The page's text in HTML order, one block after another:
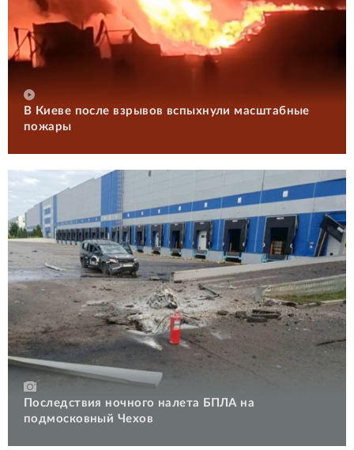
В Киеве после взрывов вспыхнули масштабные
пожары
Последствия ночного налета БПЛА на
подмосковный Чехов